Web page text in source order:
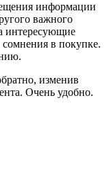
информации
важного
интересующие
сомнения в покупке.
изменив
Очень удобно.